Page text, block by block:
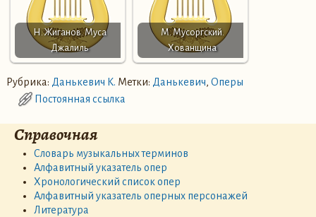
Н. Жиганов. Муса
Джалиль
М. Мусоргский.
Хованщина
Рубрика: Данькевич К. Метки: Данькевич, Оперы
Постоянная ссылка
Справочная
Словарь музыкальных терминов
Алфавитный указатель опер
Хронологический список опер
Алфавитный указатель оперных персонажей
Литература